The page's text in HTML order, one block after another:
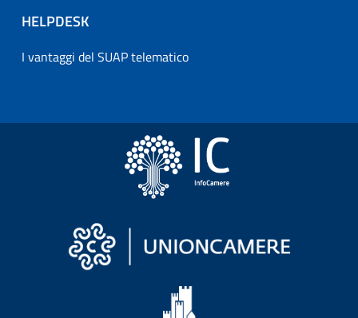
HELPDESK
I vantaggi del SUAP telematico